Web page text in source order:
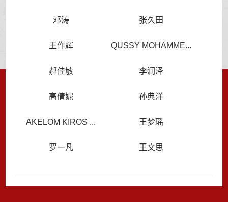
邓涛 张久田
王作辉 QUSSY MOHAMME...
郝佳敏 李润泽
高倩妮 孙典洋
AKELOM KIROS ... 王梦瑶
罗一凡 王文思